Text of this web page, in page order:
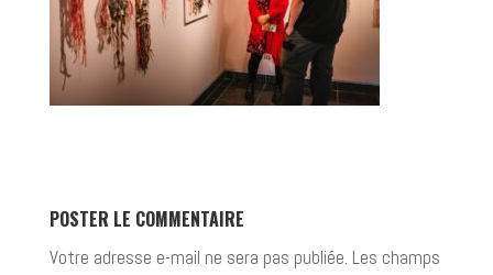
POSTER LE COMMENTAIRE
Votre adresse e-mail ne sera pas publiée. Les champs